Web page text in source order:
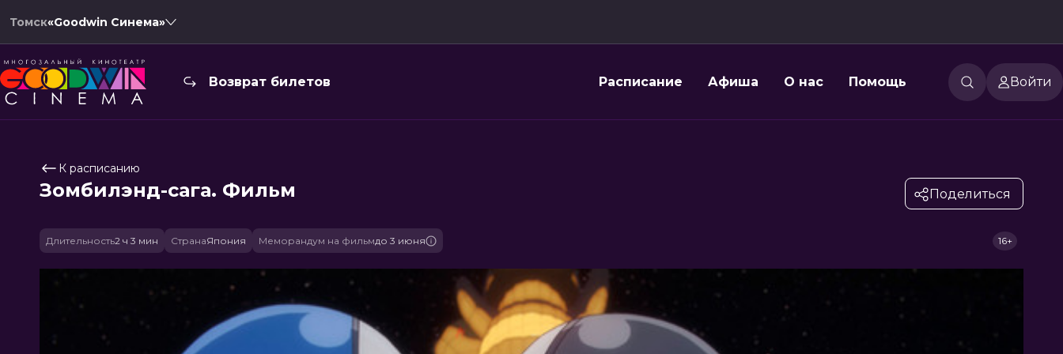
Томск«Goodwin Синема»
Возврат билетов Расписание Афиша О нас Помощь Войти
К расписанию
Зомбилэнд-сага. Фильм Поделиться
Длительность2 ч 3 мин СтранаЯпония Меморандум на фильмдо 3 июня 16+